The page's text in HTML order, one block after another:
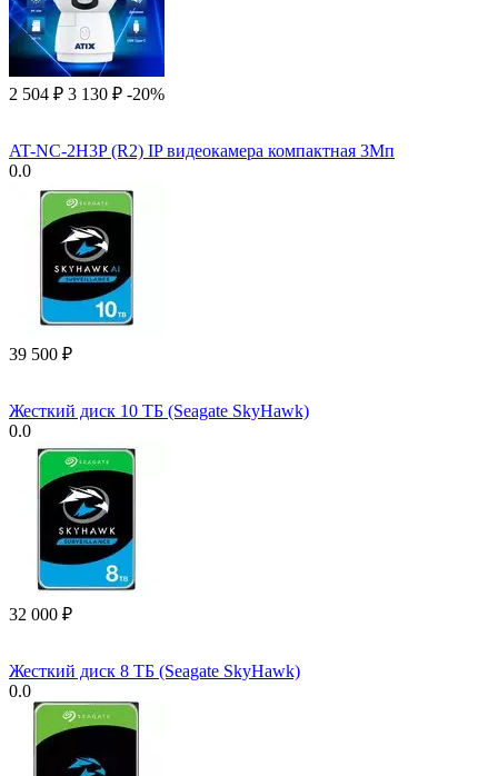
2 504 ₽ 3 130 ₽ -20%
AT-NC-2H3P (R2) IP видеокамера компактная 3Мп
0.0
39 500 ₽
Жесткий диск 10 ТБ (Seagate SkyHawk)
0.0
32 000 ₽
Жесткий диск 8 ТБ (Seagate SkyHawk)
0.0